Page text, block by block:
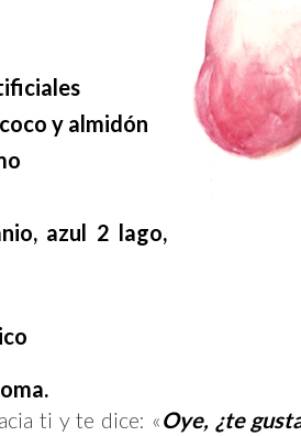
y almidón
azul 2 lago,
ti y te dice: «Oye, ¿te